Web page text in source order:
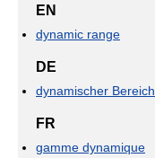
EN
dynamic range
DE
dynamischer Bereich
FR
gamme dynamique